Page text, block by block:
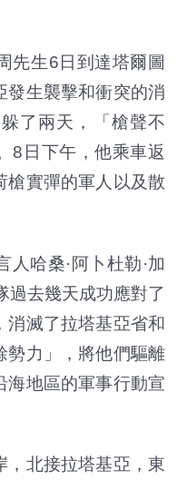
先生6日到達塔爾圖
發生襲擊和衝突的消
了兩天，「槍聲不
8日下午，他乘車返
槍實彈的軍人以及散
哈桑·阿卜杜勒·加
過去幾天成功應對了
消滅了拉塔基亞省和
勢力」，將他們驅離
海地區的軍事行動宣
北接拉塔基亞，東